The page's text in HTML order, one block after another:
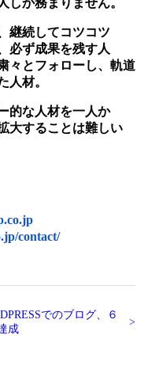
しか務まりません。
継続してコツコツ
必ず成果を残す人
々とフォローし、軌道
人材。
的な人材を一人か
大することは難しい
contact/
でのブログ、６
成